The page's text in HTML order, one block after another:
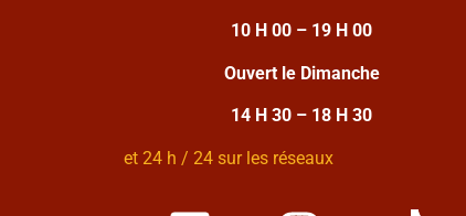
10 H 00 – 19 H 00
Ouvert le Dimanche
14 H 30 – 18 H 30
et 24 h / 24 sur les réseaux